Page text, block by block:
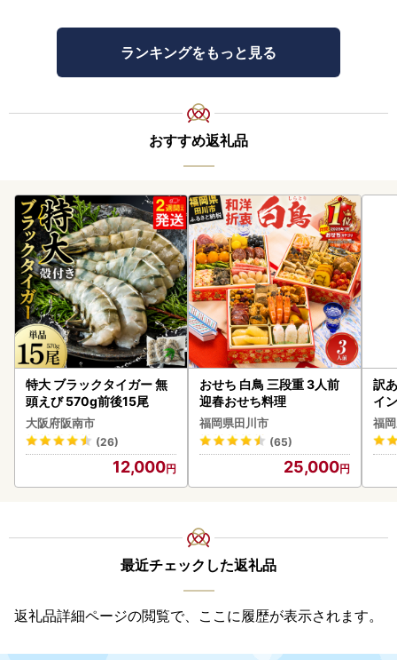
ランキングをもっと見る
おすすめ返礼品
特大 ブラックタイガー 無
頭えび 570g前後15尾
大阪府阪南市
(26)
12,000
おせち 白鳥 三段重 3人前
迎春おせち料理
福岡県田川市
(65)
25,000
訳
イ
福
最近チェックした返礼品
返礼品詳細ページの閲覧で、ここに履歴が表示されます。